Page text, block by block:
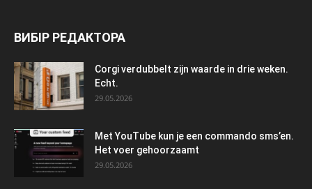
ВИБІР РЕДАКТОРА
Corgi verdubbelt zijn waarde in drie weken.
Echt.
29.05.2026
Met YouTube kun je een commando sms’en.
Het voer gehoorzaamt
29.05.2026